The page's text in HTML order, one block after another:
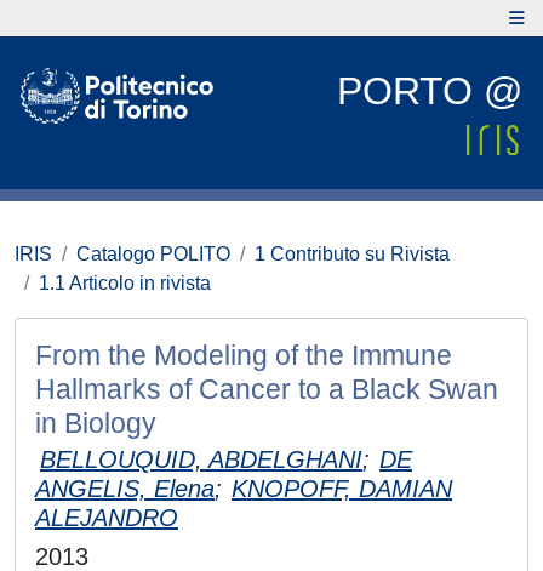
PORTO @
IRIS Catalogo POLITO
1 Contributo su Rivista
1.1 Articolo in rivista
From the Modeling of the Immune
Hallmarks of Cancer to a Black Swan
in Biology
BELLOUQUID, ABDELGHANI; DE
ANGELIS, Elena; KNOPOFF, DAMIAN
ALEJANDRO
2013